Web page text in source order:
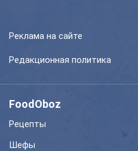
Реклама на сайте
Редакционная политика
FoodOboz
Рецепты
Шефы